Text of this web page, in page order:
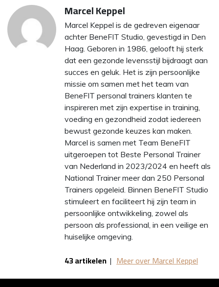
Marcel Keppel
Marcel Keppel is de gedreven eigenaar
achter BeneFIT Studio, gevestigd in Den
Haag. Geboren in 1986, gelooft hij sterk
dat een gezonde levensstijl bijdraagt aan
succes en geluk. Het is zijn persoonlijke
missie om samen met het team van
BeneFIT personal trainers klanten te
inspireren met zijn expertise in training,
voeding en gezondheid zodat iedereen
bewust gezonde keuzes kan maken.
Marcel is samen met Team BeneFIT
uitgeroepen tot Beste Personal Trainer
van Nederland in 2023/2024 en heeft als
National Trainer meer dan 250 Personal
Trainers opgeleid. Binnen BeneFIT Studio
stimuleert en faciliteert hij zijn team in
persoonlijke ontwikkeling, zowel als
persoon als professional, in een veilige en
huiselijke omgeving.
43 artikelen | Meer over Marcel Keppel